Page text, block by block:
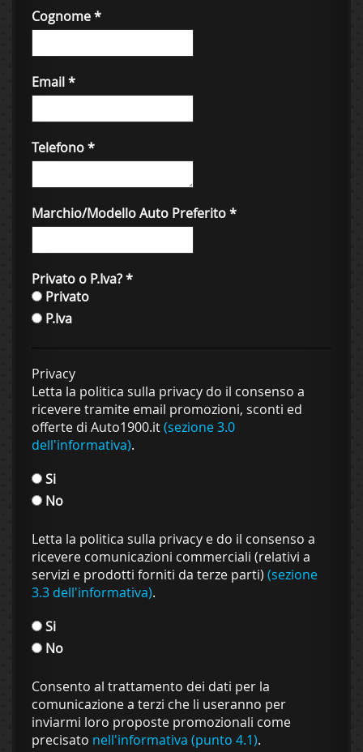
Cognome*
Email*
Telefono*
Marchio/Modello Auto Preferito*
Privato o P.Iva?*
Privato
P.Iva
Privacy
Letta la politica sulla privacy do il consenso a
ricevere tramite email promozioni, sconti ed
offerte di Auto1900.it(sezione 3.0
dell'informativa).
Si
No
Letta la politica sulla privacy e do il consenso a
ricevere comunicazioni commerciali (relativi a
servizi e prodotti forniti da terze parti) (sezione
3.3 dell'informativa).
Si
No
Consento al trattamento dei dati per la
comunicazione a terzi che li useranno per
inviarmi loro proposte promozionali come
precisato nell'informativa (punto 4.1).